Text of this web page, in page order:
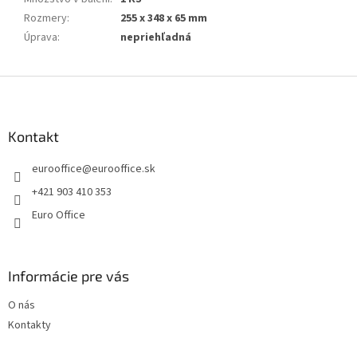
Rozmery:
255 x 348 x 65 mm
Úprava: nepriehľadná
Kontakt
eurooffice@eurooffice.sk
+421 903 410 353
Euro Office
Informácie pre vás
O nás
Kontakty